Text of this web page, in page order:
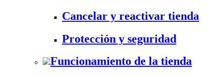
Cancelar y reactivar tienda
Protección y seguridad
Funcionamiento de la tienda